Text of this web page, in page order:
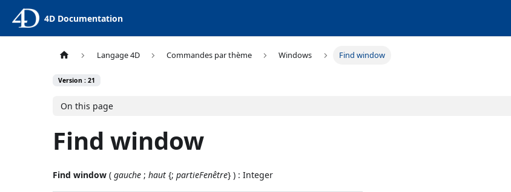
4D Documentation
Langage 4D Commandes par thème Windows Find window
Version : 21
On this page
Find window
Find window (gauche ;haut {;partieFenêtre} ) : Integer